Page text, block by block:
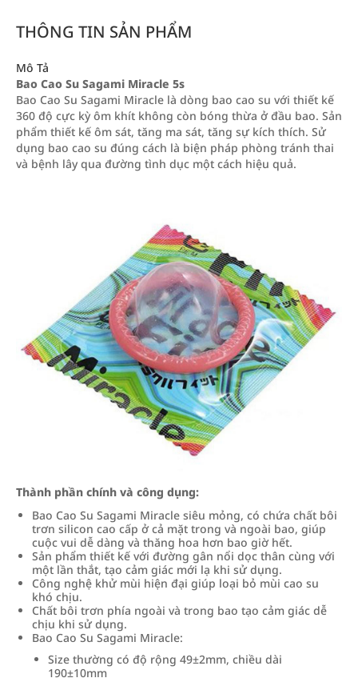
THÔNG TIN SẢN PHẨM
Mô Tả
Bao Cao Su Sagami Miracle 5s
Bao Cao Su Sagami Miracle là dòng bao cao su với thiết kế
360 độ cực kỳ ôm khít không còn bóng thừa ở đầu bao. Sản
phẩm thiết kế ôm sát, tăng ma sát, tăng sự kích thích. Sử
dụng bao cao su đúng cách là biện pháp phòng tránh thai
và bệnh lây qua đường tình dục một cách hiệu quả.
Thành phần chính và công dụng:
Bao Cao Su Sagami Miracle siêu mỏng, có chứa chất bôi
trơn silicon cao cấp ở cả mặt trong và ngoài bao, giúp
cuộc vui dễ dàng và thăng hoa hơn bao giờ hết.
Sản phẩm thiết kế với đường gân nổi dọc thân cùng với
một lần thắt, tạo cảm giác mới lạ khi sử dụng.
Công nghệ khử mùi hiện đại giúp loại bỏ mùi cao su
khó chịu.
Chất bôi trơn phía ngoài và trong bao tạo cảm giác dễ
chịu khi sử dụng.
Bao Cao Su Sagami Miracle:
Size thường có độ rộng 49±2mm, chiều dài
190±10mm